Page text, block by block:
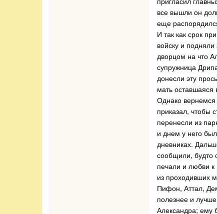
все вышли он
еще
И так как срок
войску и
дворцом на что
супружница
донесли эту
мать оставшаяся
Однако
приказал, чтобы
перенесли из
и днем у него
дневниках.
сообщили, будто
печали и любви к
из проходивших
Пифон, Аттал,
полезнее и
Александра; ему